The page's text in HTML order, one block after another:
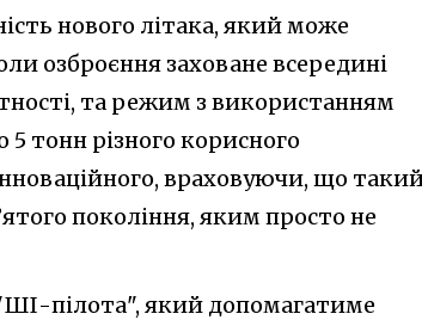
нового літака, який може
озброєння заховане всередині
та режим з використанням
5 тонн різного корисного
враховуючи, що
покоління, яким просто не
пілота", який допомагатиме